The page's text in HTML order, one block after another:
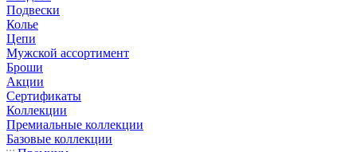
Подвески
Колье
Цепи
Мужской ассортимент
Броши
Акции
Сертификаты
Коллекции
Премиальные коллекции
Базовые коллекции